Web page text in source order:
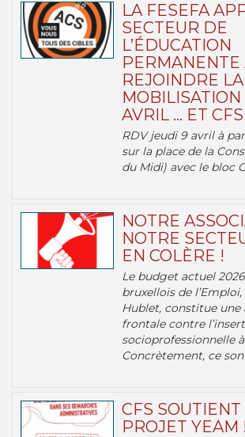
LA FESEFA
SECTEUR DE
L’ÉDUCATION
PERMANENTE
REJOINDRE LA
MOBILISATION
AVRIL … ET
RDV jeudi 9 avril à
sur la place de la
du Midi) avec le bloc
NOTRE
NOTRE
EN COLÈRE !
Le budget actuel
bruxellois de
Hublet, constitue une
frontale contre
socioprofessionnelle
Concrètement, ce sont
CFS SOUTIENT
PROJET YEAM